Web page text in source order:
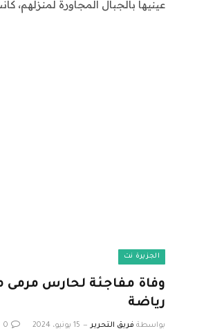
عينيها بالجبال المجاورة لمنزلهم،
الجزيرة نت
رياضة
بواسطة فريق التحرير 15 يونيو، 2024 0